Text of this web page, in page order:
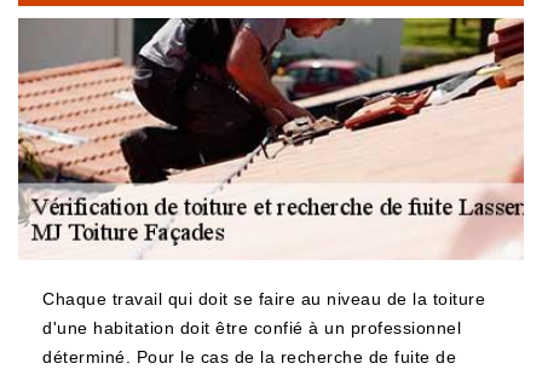
Chaque travail qui doit se faire au niveau de la toiture
d'une habitation doit être confié à un professionnel
déterminé. Pour le cas de la recherche de fuite de